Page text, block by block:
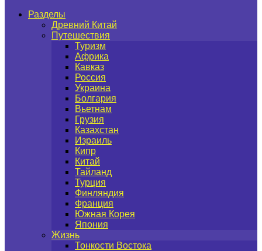
Разделы
Древний Китай
Путешествия
Туризм
Африка
Кавказ
Россия
Украина
Болгария
Вьетнам
Грузия
Казахстан
Израиль
Кипр
Китай
Тайланд
Турция
Финляндия
Франция
Южная Корея
Япония
Жизнь
Тонкости Востока